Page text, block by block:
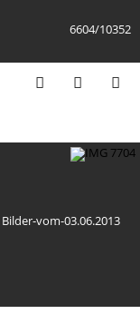
6604/10352
Bilder-vom-03.06.2013